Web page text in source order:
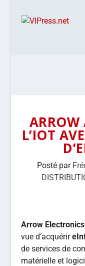
ARROW
L’IOT
Posté par
Arrow Electronics
vue d’acquérir
de services de
matérielle et